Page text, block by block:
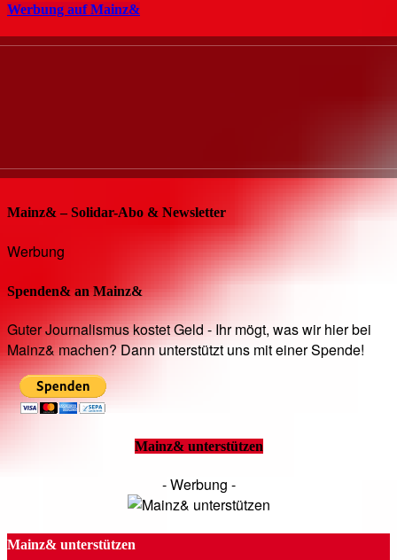
Werbung auf Mainz&
Mainz& – Solidar-Abo & Newsletter
Werbung
Spenden& an Mainz&
Guter Journalismus kostet Geld - Ihr mögt, was wir hier bei
Mainz& machen? Dann unterstützt uns mit einer Spende!
Mainz& unterstützen
- Werbung -
Mainz& unterstützen